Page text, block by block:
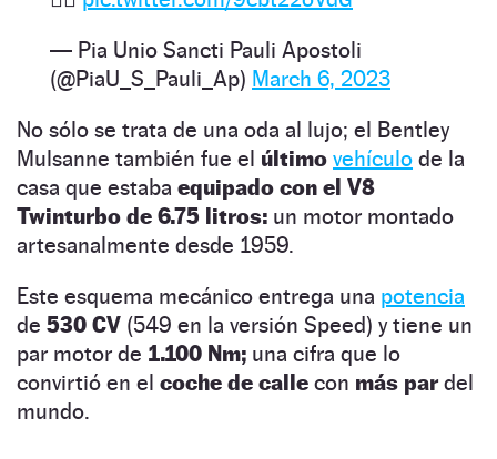
— Pia Unio Sancti Pauli Apostoli
(@PiaU_S_Pauli_Ap) March 6, 2023
No sólo se trata de una oda al lujo; el Bentley
Mulsanne también fue el último vehículo de la
casa que estaba equipado con el V8
Twinturbo de 6.75 litros: un motor montado
artesanalmente desde 1959.
Este esquema mecánico entrega una potencia
de 530 CV (549 en la versión Speed) y tiene un
par motor de 1.100 Nm; una cifra que lo
convirtió en el coche de calle con más pardel
mundo.